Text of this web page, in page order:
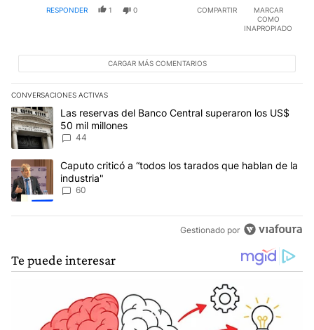
su esfuerzo, y/o conseguidos "milagrosamente", a
RESPONDER 1 0 COMPARTIR
MARCAR
COMO
INAPROPIADO
CARGAR MÁS COMENTARIOS
CONVERSACIONES ACTIVAS
Este listado muestra los artículos con más comentarios en los
Un artículo de tendencia con el título "Las reservas del Banco
Las reservas del Banco Central superaron los US$
50 mil millones
44
Un artículo de tendencia con el título "Caputo criticó a “todos
Caputo criticó a “todos los tarados que hablan de la
industria"
60
Gestionado por